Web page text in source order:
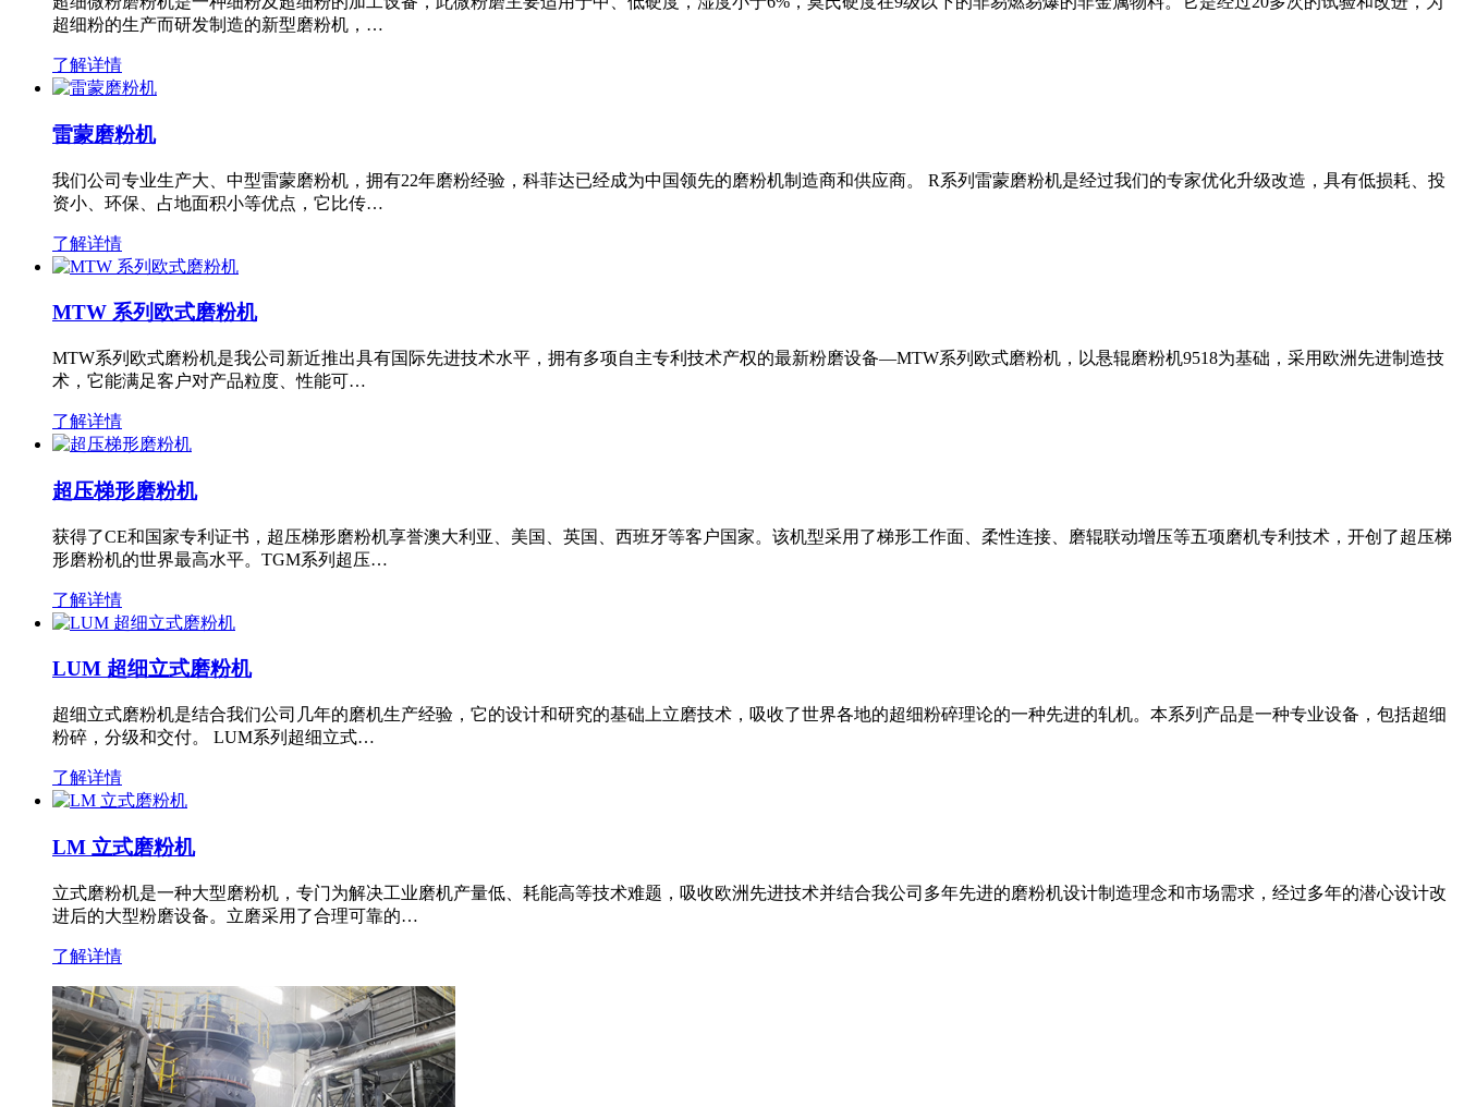
超细粉的生产而研发制造的新型磨粉机，…
了解详情
雷蒙磨粉机
我们公司专业生产大、中型雷蒙磨粉机，拥有22年磨粉经验，科菲达已经成为中国领先的磨粉机制造商和供应商。 R系列雷蒙磨粉机是经过我们的专家优化升级改造，具有低损耗、投
资小、环保、占地面积小等优点，它比传…
了解详情
MTW 系列欧式磨粉机
MTW系列欧式磨粉机是我公司新近推出具有国际先进技术水平，拥有多项自主专利技术产权的最新粉磨设备—MTW系列欧式磨粉机，以悬辊磨粉机9518为基础，采用欧洲先进制造技
术，它能满足客户对产品粒度、性能可…
了解详情
超压梯形磨粉机
获得了CE和国家专利证书，超压梯形磨粉机享誉澳大利亚、美国、英国、西班牙等客户国家。该机型采用了梯形工作面、柔性连接、磨辊联动增压等五项磨机专利技术，开创了超压梯
形磨粉机的世界最高水平。TGM系列超压…
了解详情
LUM 超细立式磨粉机
超细立式磨粉机是结合我们公司几年的磨机生产经验，它的设计和研究的基础上立磨技术，吸收了世界各地的超细粉碎理论的一种先进的轧机。本系列产品是一种专业设备，包括超细
粉碎，分级和交付。 LUM系列超细立式…
了解详情
LM 立式磨粉机
立式磨粉机是一种大型磨粉机，专门为解决工业磨机产量低、耗能高等技术难题，吸收欧洲先进技术并结合我公司多年先进的磨粉机设计制造理念和市场需求，经过多年的潜心设计改
进后的大型粉磨设备。立磨采用了合理可靠的…
了解详情